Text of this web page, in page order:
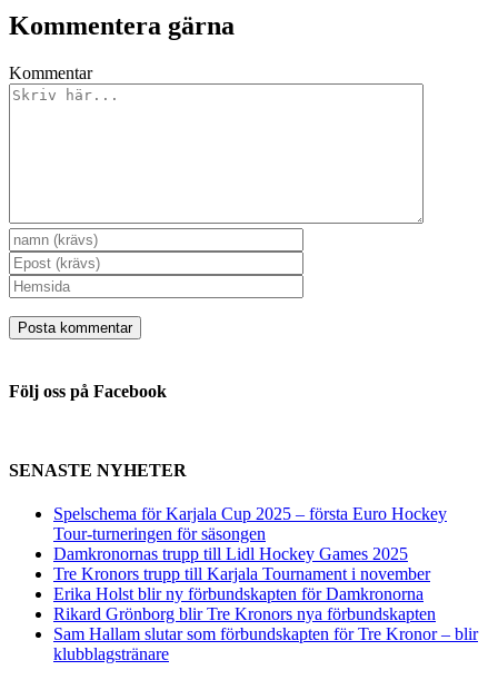
Kommentera gärna
Kommentar
Följ oss på Facebook
SENASTE NYHETER
Spelschema för Karjala Cup 2025 – första Euro Hockey
Tour-turneringen för säsongen
Damkronornas trupp till Lidl Hockey Games 2025
Tre Kronors trupp till Karjala Tournament i november
Erika Holst blir ny förbundskapten för Damkronorna
Rikard Grönborg blir Tre Kronors nya förbundskapten
Sam Hallam slutar som förbundskapten för Tre Kronor – blir
klubblagstränare